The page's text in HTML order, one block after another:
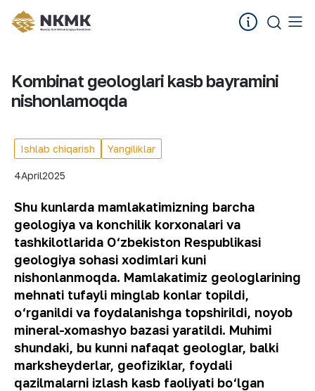
Kombinat geologlari kasb bayramini
nishonlamoqda
Ishlab chiqarish Yangiliklar
4April2025
Shu kunlarda mamlakatimizning barcha
geologiya va konchilik korxonalari va
tashkilotlarida O‘zbekiston Respublikasi
geologiya sohasi xodimlari kuni
nishonlanmoqda. Mamlakatimiz geologlarining
mehnati tufayli minglab konlar topildi,
o‘rganildi va foydalanishga topshirildi, noyob
mineral-xomashyo bazasi yaratildi. Muhimi
shundaki, bu kunni nafaqat geologlar, balki
marksheyderlar, geofiziklar, foydali
qazilmalarni izlash kasb faoliyati bo‘lgan